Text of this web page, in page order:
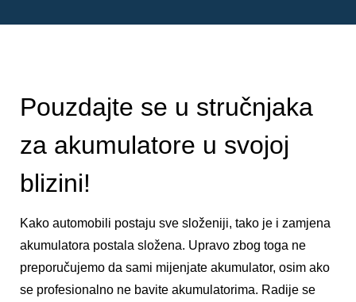
Pouzdajte se u stručnjaka
za akumulatore u svojoj
blizini!
Kako automobili postaju sve složeniji, tako je i zamjena
akumulatora postala složena. Upravo zbog toga ne
preporučujemo da sami mijenjate akumulator, osim ako
se profesionalno ne bavite akumulatorima. Radije se